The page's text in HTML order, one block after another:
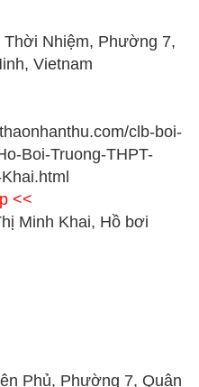
Thời Nhiệm, Phường 7,
Vietnam
clb-boi-
Boi-Truong-THPT-
<<
Minh Khai, Hồ bơi
Phủ, Phường 7, Quận